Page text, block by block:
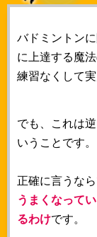
バドミントン
に上達する魔
練習なくして
でも、これは
いうことです。
正確に言うなら
うまくなって
るわけです。